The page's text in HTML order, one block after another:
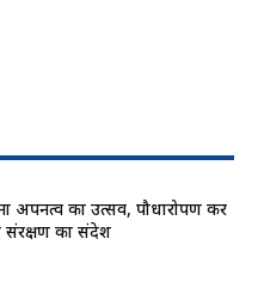
अपनत्व का उत्सव, पौधारोपण कर
संरक्षण का संदेश